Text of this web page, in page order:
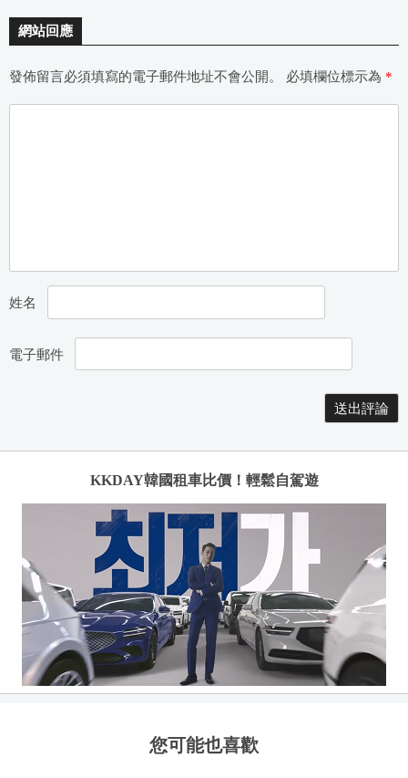
網站回應
發佈留言必須填寫的電子郵件地址不會公開。 必填欄位標示為 *
姓名
電子郵件
KKDAY韓國租車比價！輕鬆自駕遊
您可能也喜歡